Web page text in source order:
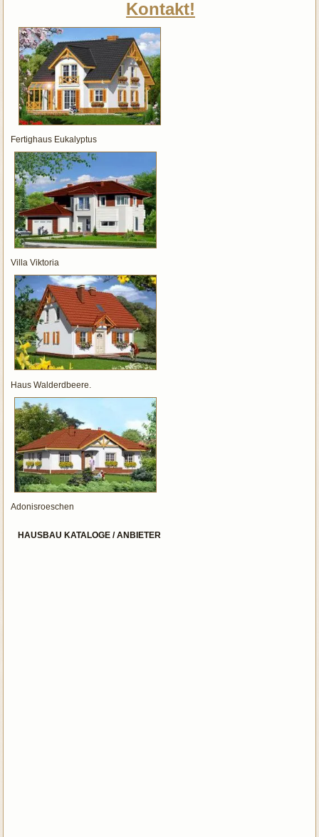
Kontakt!
Fertighaus Eukalyptus
Villa Viktoria
Haus Walderdbeere.
Adonisroeschen
HAUSBAU KATALOGE / ANBIETER